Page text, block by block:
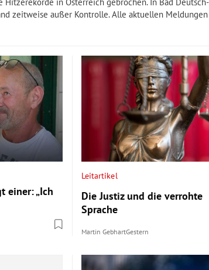
zeitweise außer Kontrolle. Alle aktuellen
einer: „Ich
Leitartikel
Die Justiz und die verrohte
Sprache
Martin GebhartGestern